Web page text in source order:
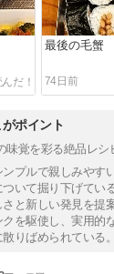
最後の毛蟹
74日前
ポイント
味覚を彩る絶品レシ
プルで親しみやす
いて掘り下げてい
と新しい発見を提
クを駆使し、実用的
りばめられている。